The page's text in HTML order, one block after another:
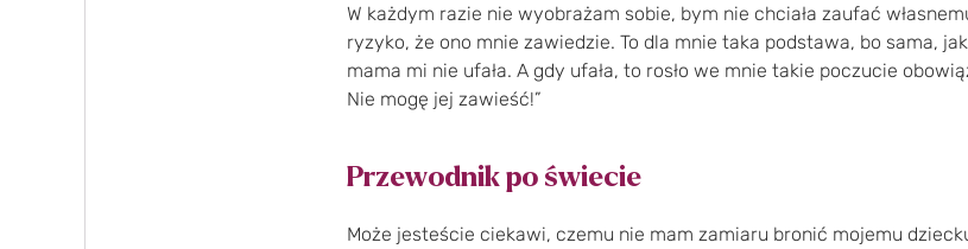
W każdym razie nie wyobrażam sobie, bym nie chciała zaufać
ryzyko, że ono mnie zawiedzie. To dla mnie taka podstawa, bo sama,
mama mi nie ufała. A gdy ufała, to rosło we mnie takie poczucie
Nie mogę jej zawieść!”
Przewodnik po świecie
Może jesteście ciekawi, czemu nie mam zamiaru bronić mojemu